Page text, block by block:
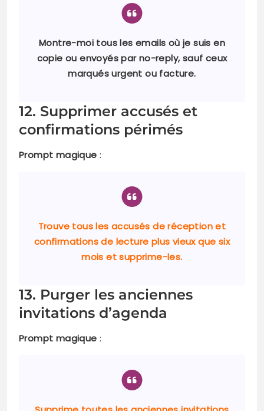
Montre-moi tous les emails où je suis en
copie ou envoyés par no-reply, sauf ceux
marqués urgent ou facture.
12. Supprimer accusés et
confirmations périmés
Prompt magique :
Trouve tous les accusés de réception et
confirmations de lecture plus vieux que six
mois et supprime-les.
13. Purger les anciennes
invitations d’agenda
Prompt magique :